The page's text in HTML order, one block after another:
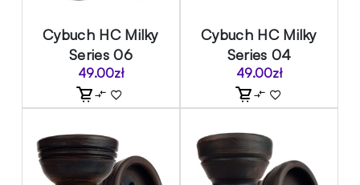
Cybuch HC Milky
Series 06
49.00zł
Cybuch HC Milky
Series 04
49.00zł